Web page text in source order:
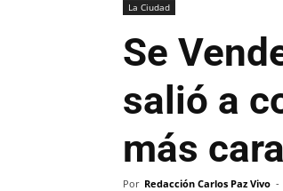
La Ciudad
Se
salió a
más
Por Redacción Carlos Paz Vivo -